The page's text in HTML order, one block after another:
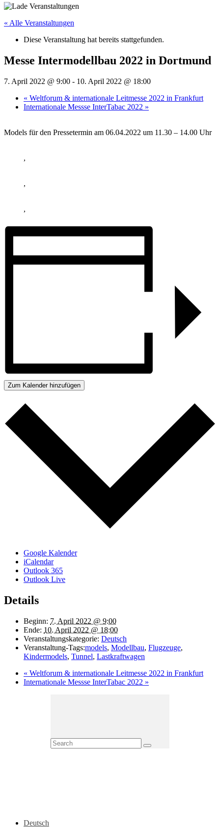
« Alle Veranstaltungen
Diese Veranstaltung hat bereits stattgefunden.
Messe Intermodellbau 2022 in Dortmund
7. April 2022 @ 9:00 - 10. April 2022 @ 18:00
« Weltforum & internationale Leitmesse 2022 in Frankfurt
Internationale Messse InterTabac 2022 »
Models für den Pressetermin am 06.04.2022 um 11.30 – 14.00 Uhr
,
,
,
Zum Kalender hinzufügen
Google Kalender
iCalendar
Outlook 365
Outlook Live
Details
Beginn: 7. April 2022 @ 9:00
Ende: 10. April 2022 @ 18:00
Veranstaltungskategorie: Deutsch
Veranstaltung-Tags:models, Modellbau, Flugzeuge,
Kindermodels, Tunnel, Lastkraftwagen
« Weltforum & internationale Leitmesse 2022 in Frankfurt
Internationale Messse InterTabac 2022 »
Deutsch